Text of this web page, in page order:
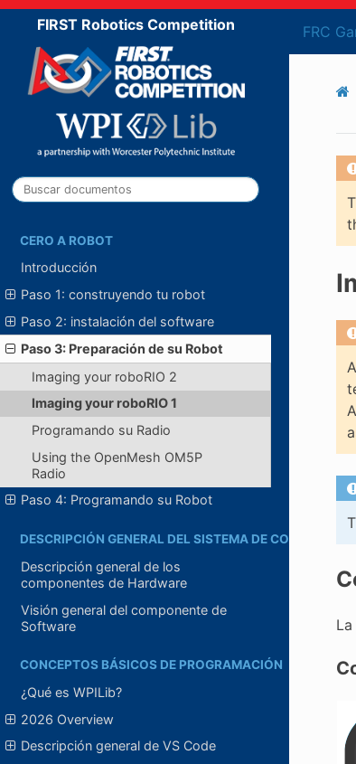
FRC
FIRST Robotics Competition
CERO A ROBOT
Introducción
Paso 1: construyendo tu robot
Paso 2: instalación del software
Paso 3: Preparación de su Robot
Imaging your roboRIO 2
Imaging your roboRIO 1
Programando su Radio
Using the OpenMesh OM5P
Radio
Paso 4: Programando su Robot
DESCRIPCIÓN GENERAL DEL SISTEMA DE CONTROL
Descripción general de los
componentes de Hardware
Visión general del componente de
Software
CONCEPTOS BÁSICOS DE PROGRAMACIÓN
¿Qué es WPILib?
2026 Overview
Descripción general de VS Code